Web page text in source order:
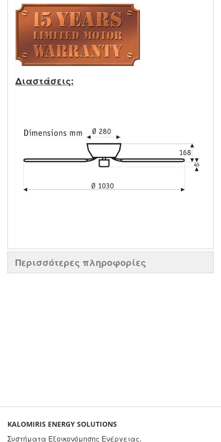
Διαστάσεις:
Περισσότερες πληροφορίες
KALOMIRIS ENERGY SOLUTIONS
Συστήματα Εξοικονόμησης Ενέργειας.